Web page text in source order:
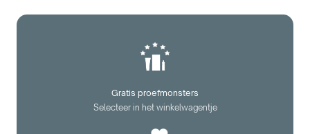
Gratis proefmonsters
Selecteer in het winkelwagentje